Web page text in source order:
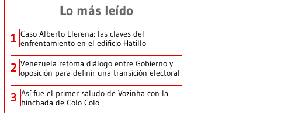
Lo más leído
1 Caso Alberto Llerena: las claves del
enfrentamiento en el edificio Hatillo
2 Venezuela retoma diálogo entre Gobierno y
oposición para definir una transición electoral
3 Así fue el primer saludo de Vozinha con la
hinchada de Colo Colo